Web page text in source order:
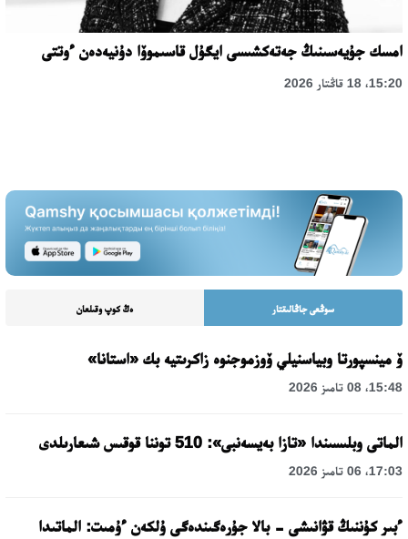
امسك جۇيەسىنىڭ جەتەكشىسى ايگۇل قاسىموۆا دۇنيەدەن ءوتتى
15:20، 18 قاڭتار 2026
سوڭعى جاڭالىقتار ەڭ كوپ وقىلعان
ۆ مينسپورتا وبياسنيلي ۆوزموجنوە زاكرىتيە بك «استانا»
15:48، 08 تامىز 2026
الماتى وبلىسىندا «تازا بەيسەنبى»: 510 توننا قوقىس شىعارىلدى
17:03، 06 تامىز 2026
ءبىر كۇننىڭ قۋانىشى - بالا جۇرەگىندەگى ۇلكەن ءۇمىت: الماتىدا